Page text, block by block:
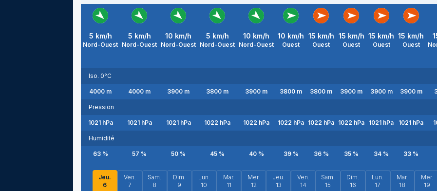
5 km/h
Nord-Ouest
5 km/h
Nord-Ouest
10 km/h
Nord-Ouest
5 km/h
Nord-Ouest
10 km/h
Nord-Ouest
10 km/h
Ouest
15 km/h
Ouest
15 km/h
Ouest
15 km/h
Ouest
15 km/h
Ouest
Iso. 0°C
4000 m 4000 m 3900 m 3800 m 3900 m 3800 m 3800 m 3900 m 3900m 3900m
Pression
1021hPa 1021hPa 1021hPa 1022 hPa 1022 hPa 1022 hPa 1022 hPa 1022 hPa 1021 hPa 1021 hPa
Humidité
63% 57 % 50 % 45 % 40% 39% 36% 35 % 34 % 33 %
Jeu.
6
Ven.
7
Sam.
8
Dim.
9
Lun.
10
Mar.
11
Mer.
12
Jeu.
13
Ven.
14
Sam.
15
Dim.
16
Lun.
17
Mar.
18
Mer.
19